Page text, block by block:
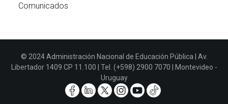
Comunicados
© 2024 Administración Nacional de Educación Pública | Av.
Libertador 1409 CP 11.100 | Tel. (+598) 2900 7070 | Montevideo -
Uruguay